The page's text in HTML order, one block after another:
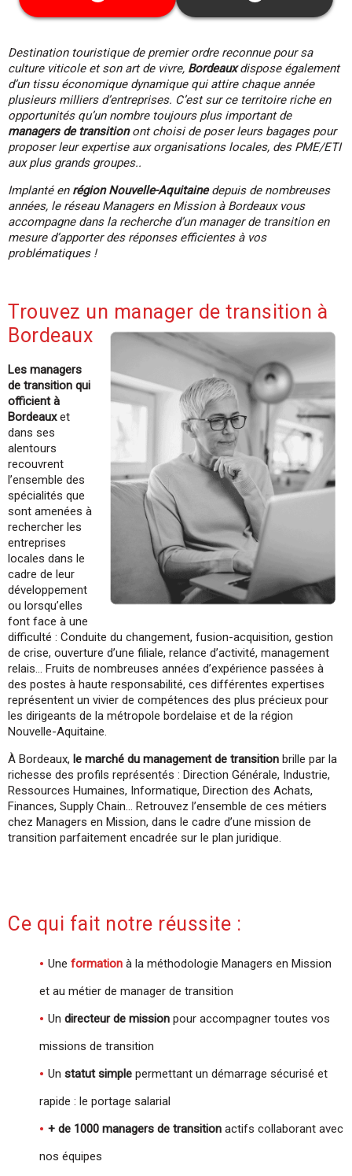
Destination touristique de premier ordre reconnue pour sa
culture viticole et son art de vivre, Bordeauxdispose également
d’un tissu économique dynamique qui attire chaque année
plusieurs milliers d’entreprises. C’est sur ce territoire riche en
opportunités qu’un nombre toujours plus important de
managers de transitionont choisi de poser leurs bagages pour
proposer leur expertise aux organisations locales, des PME/ETI
aux plus grands groupes..
Implanté en région Nouvelle-Aquitainedepuis de nombreuses
années, le réseau Managers en Mission à Bordeaux vous
accompagne dans la recherche d’un manager de transition en
mesure d’apporter des réponses efficientes à vos
problématiques !
Trouvez un manager de transition à
Bordeaux
Les managers
de transition qui
officient à
Bordeauxet
dans ses
alentours
recouvrent
l’ensemble des
spécialités que
sont amenées à
rechercher les
entreprises
locales dans le
cadre de leur
développement
ou lorsqu’elles
font face à une
difficulté : Conduite du changement, fusion-acquisition, gestion
de crise, ouverture d’une filiale, relance d’activité, management
relais… Fruits de nombreuses années d’expérience passées à
des postes à haute responsabilité, ces différentes expertises
représentent un vivier de compétences des plus précieux pour
les dirigeants de la métropole bordelaise et de la région
Nouvelle-Aquitaine.
À Bordeaux, le marché du management de transition brille par la
richesse des profils représentés : Direction Générale, Industrie,
Ressources Humaines, Informatique, Direction des Achats,
Finances, Supply Chain… Retrouvez l’ensemble de ces métiers
chez Managers en Mission, dans le cadre d’une mission de
transition parfaitement encadrée sur le plan juridique.
Ce qui fait notre réussite :
Une formation à la méthodologie Managers en Mission
et au métier de manager de transition
Un directeur de mission pour accompagner toutes vos
missions de transition
Un statut simple permettant un démarrage sécurisé et
rapide : le portage salarial
+ de 1000 managers de transition actifs collaborant avec
nos équipes
garanties.
toutes les dates disponiblesici